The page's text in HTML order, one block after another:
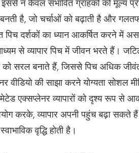
न केवल संभावित ग्राहकों को मूल्य
है, जो चर्चाओं को बढ़ाती है और
पिच दर्शकों का ध्यान आकर्षित करने
से व्यापार पिच में जीवन भरते हैं।
सरल बनाते हैं, जिससे पिच अधिक
वीडियो की साझा करने योग्यता
एक्सप्लेनर व्यापारों को दृश्य रूप से
करके, व्यापार अपनी पहुंच बढ़ा सकते
वृद्धि होती है।